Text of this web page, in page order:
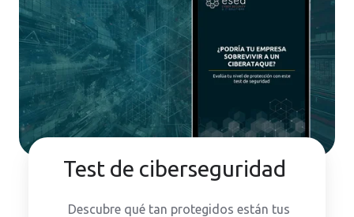
Test de ciberseguridad
Descubre qué tan protegidos están tus